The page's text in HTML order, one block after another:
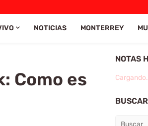
NOTICIAS MONTERREY
Como es
NOTAS